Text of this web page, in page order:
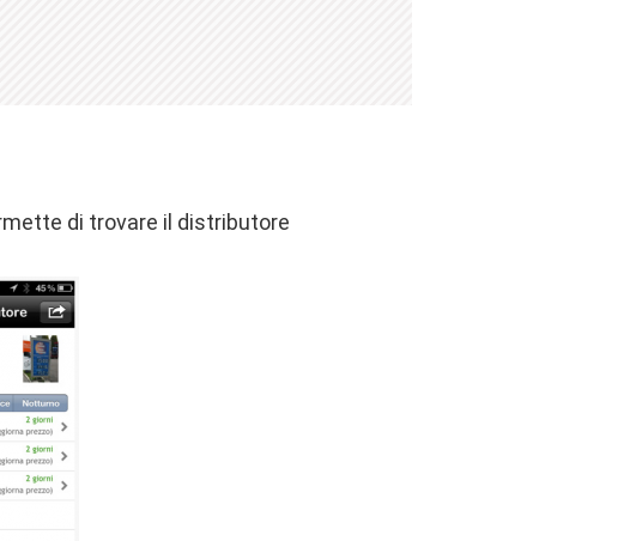
di trovare il distributore